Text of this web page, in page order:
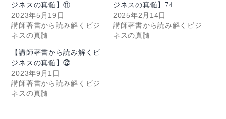
ジネスの真髄】⑪
2023年5月19日
講師著書から読み解くビジ
ネスの真髄
ジネスの真髄】74
2025年2月14日
講師著書から読み解くビジ
ネスの真髄
【講師著書から読み解くビ
ジネスの真髄】㉒
2023年9月1日
講師著書から読み解くビジ
ネスの真髄